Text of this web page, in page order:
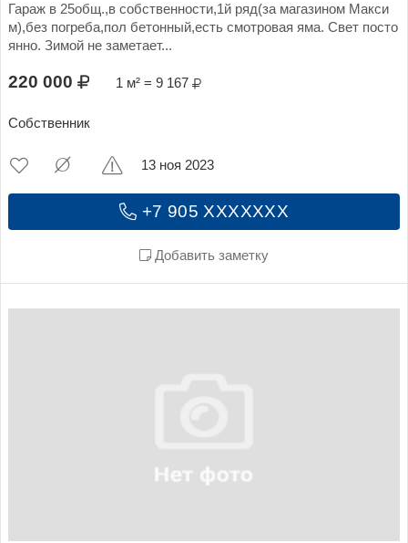
Гараж в 25общ.,в собственности,1й ряд(за магазином Макси
м),без погреба,пол бетонный,есть смотровая яма. Свет посто
янно. Зимой не заметает...
220 000 1 м² = 9 167
Собственник
+7 905 XXXXXXX
Добавить заметку
13 ноя 2023